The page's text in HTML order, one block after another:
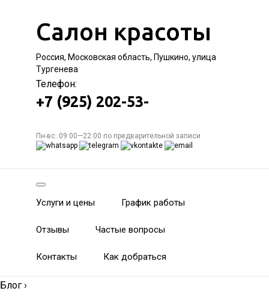
Салон красоты
Россия, Московская область, Пушкино, улица
Тургенева
Телефон:
+7 (925) 202-53-
Пн-вс: 09:00—22:00 по предварительной записи
Услуги и цены График работы
Отзывы Частые вопросы
Контакты Как добраться
Блог ›